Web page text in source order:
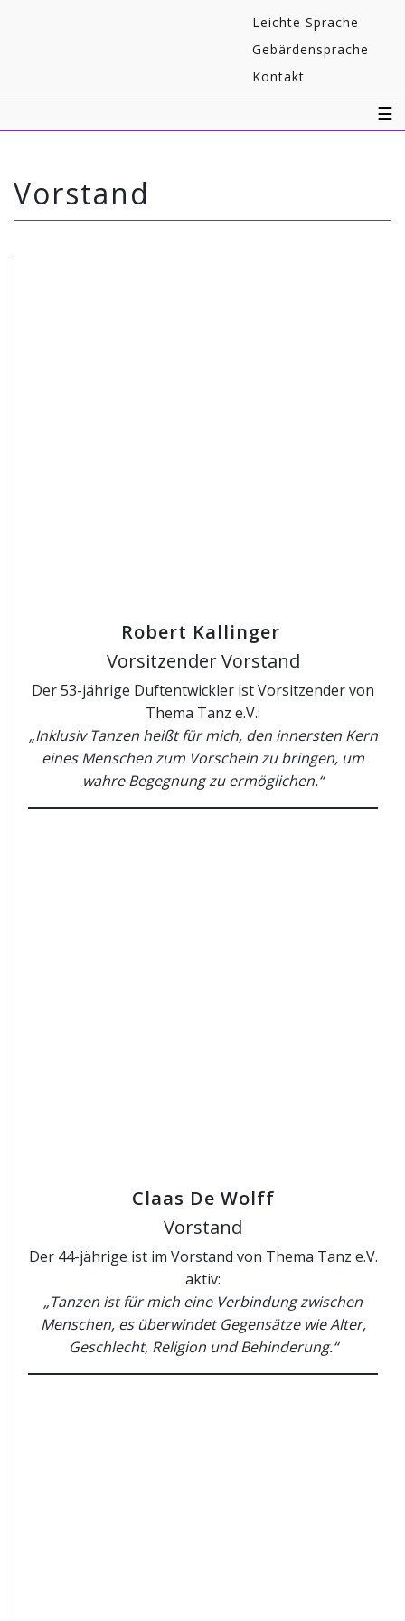
Leichte Sprache
Gebärdensprache
Kontakt
☰
Vorstand
Robert Kallinger
Vorsitzender Vorstand
Der 53-jährige Duftentwickler ist Vorsitzender von
Thema Tanz e.V.:
„Inklusiv Tanzen heißt für mich, den innersten Kern
eines Menschen zum Vorschein zu bringen, um
wahre Begegnung zu ermöglichen.“
Claas De Wolff
Vorstand
Der 44-jährige ist im Vorstand von Thema Tanz e.V.
aktiv:
„Tanzen ist für mich eine Verbindung zwischen
Menschen, es überwindet Gegensätze wie Alter,
Geschlecht, Religion und Behinderung.“